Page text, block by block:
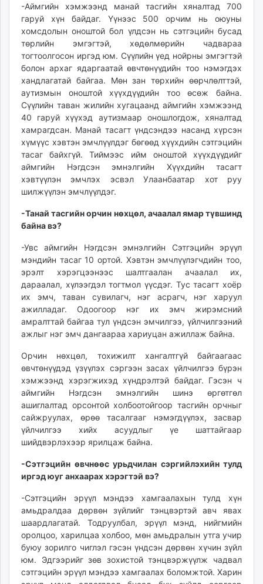
unen.mn
asu.mn
shudarga.mn
shuurhai.mn
unuudur.mn
isee.mn
mglradio.com
fact.mn
itoim.mn
tumen.mn
shuum.mn
times.mn
tvmongolia.mn
mass.mn
unegui.mn
assa.mn
toim.mn
tac.mn
paparazzi.mn
unread.today
-Аймгийн хэмжээнд манай тасгийн хяналтад 700
гаруй хүн байдаг. Үүнээс 500 орчим нь оюуны
хомсдолын оноштой бол үлдсэн нь сэтгэцийн бусад
төрлийн эмгэгтэй, хөдөлмөрийн чадвараа
тогтоолгосон иргэд юм. Сүүлийн үед нойрны эмгэгтэй
болон архаг ядаргаатай өвчтөнүүдийн тоо нэмэгдэх
хандлагатай байгаа. Мөн зан төрхийн өөрчлөлттэй,
аутизмын оноштой хүүхдүүдийн тоо өсөж байна.
Сүүлийн таван жилийн хугацаанд аймгийн хэмжээнд
40 гаруй хүүхэд аутизмаар оношлогдож, хяналтад
хамрагдсан. Манай тасагт үндсэндээ насанд хүрсэн
хүмүүс хэвтэн эмчлүүлдэг бөгөөд хүүхдийн сэтгэцийн
тасаг байхгүй. Тиймээс ийм оноштой хүүхдүүдийг
аймгийн Нэгдсэн эмнэлгийн Хүүхдийн тасагт
хэвтүүлэн эмчлэх эсвэл Улаанбаатар хот руу
шилжүүлэн эмчлүүлдэг.
-Танай тасгийн орчин нөхцөл, ачаалал ямар түвшинд
байна вэ?
-Увс аймгийн Нэгдсэн эмнэлгийн Сэтгэцийн эрүүл
мэндийн тасаг 10 ортой. Хэвтэн эмчлүүлэгчдийн тоо,
эрэлт хэрэгцээнээс шалтгаалан ачаалал их,
дараалал, хүлээгдэл тогтмол үүсдэг. Тус тасагт хоёр
их эмч, таван сувилагч, нэг асрагч, нэг харуул
ажилладаг. Одоогоор нэг их эмч жирэмсний
амралттай байгаа тул үндсэн эмчилгээ, үйлчилгээний
ажлыг нэг эмч дангаараа хариуцан ажиллаж байна.
Орчин нөхцөл, тохижилт хангалтгүй байгаагаас
өвчтөнүүдэд үзүүлэх сэргээн засах үйлчилгээ бүрэн
хэмжээнд хэрэгжихэд хүндрэлтэй байдаг. Гэсэн ч
аймгийн Нэгдсэн эмнэлгийн шинэ өргөтгөл
ашиглалтад орсонтой холбоотойгоор тасгийн орчныг
сайжруулах, өрөө тасалгааг нэмэгдүүлэх, засвар
үйлчилгээ хийх асуудлыг үе шаттайгаар
шийдвэрлэхээр ярилцаж байна.
-Сэтгэцийн өвчнөөс урьдчилан сэргийлэхийн тулд
иргэд юуг анхаарах хэрэгтэй вэ?
-Сэтгэцийн эрүүл мэндээ хамгаалахын тулд хүн
амьдралдаа дөрвөн зүйлийг тэнцвэртэй авч явах
шаардлагатай. Тодруулбал, эрүүл мэнд, нийгмийн
оролцоо, харилцаа холбоо, мөн амьдралын утга учир
буюу зорилго чиглэл гэсэн үндсэн дөрвөн хүчин зүйл
юм. Эдгээрийг зөв зохистой тэнцвэржүүлж чадвал
сэтгэцийн эрүүл мэндээ хамгаалах боломжтой. Харин